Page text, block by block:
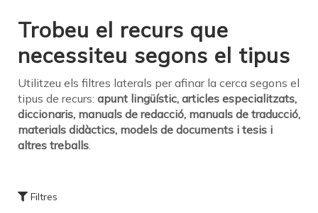
Trobeu el recurs que
necessiteu segons el tipus
Utilitzeu els filtres laterals per afinar la cerca segons el
tipus de recurs: apunt lingüístic, articles especialitzats,
diccionaris, manuals de redacció, manuals de traducció,
materials didàctics, models de documents i tesis i
altres treballs
Filtres